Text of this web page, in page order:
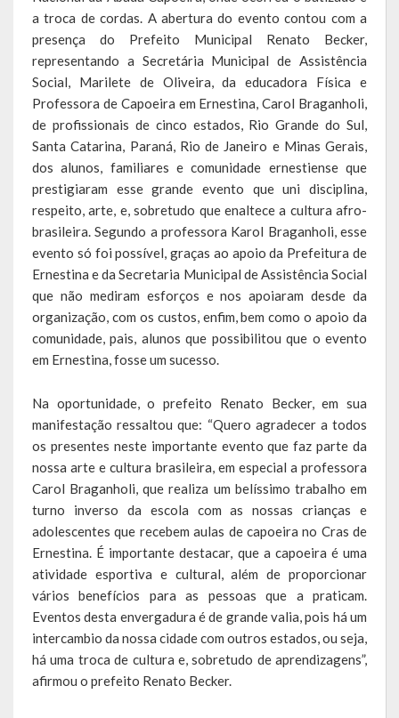
Fazenda
Obras e Viação
Saúde
Serviços Oferecidos pela Secretaria de Saúde
Serviços Urbanos
Legislação
ATOS NORMATIVOS
LEIS ORDINÁRIAS
LEIS COMPLEMENTARES
Publicações
Conselhos Municipais
Regulamentos
Editais
Planos
Concursos
Termos de Compromisso
a troca de cordas. A abertura do evento contou com a
presença do Prefeito Municipal Renato Becker,
representando a Secretária Municipal de Assistência
Social, Marilete de Oliveira, da educadora Física e
Professora de Capoeira em Ernestina, Carol Braganholi,
de profissionais de cinco estados, Rio Grande do Sul,
Santa Catarina, Paraná, Rio de Janeiro e Minas Gerais,
dos alunos, familiares e comunidade ernestiense que
prestigiaram esse grande evento que uni disciplina,
respeito, arte, e, sobretudo que enaltece a cultura afro-
brasileira. Segundo a professora Karol Braganholi, esse
evento só foi possível, graças ao apoio da Prefeitura de
Ernestina e da Secretaria Municipal de Assistência Social
que não mediram esforços e nos apoiaram desde da
organização, com os custos, enfim, bem como o apoio da
comunidade, pais, alunos que possibilitou que o evento
em Ernestina, fosse um sucesso.
Na oportunidade, o prefeito Renato Becker, em sua
manifestação ressaltou que: “Quero agradecer a todos
os presentes neste importante evento que faz parte da
nossa arte e cultura brasileira, em especial a professora
Carol Braganholi, que realiza um belíssimo trabalho em
turno inverso da escola com as nossas crianças e
adolescentes que recebem aulas de capoeira no Cras de
Ernestina. É importante destacar, que a capoeira é uma
atividade esportiva e cultural, além de proporcionar
vários benefícios para as pessoas que a praticam.
Eventos desta envergadura é de grande valia, pois há um
intercambio da nossa cidade com outros estados, ou seja,
há uma troca de cultura e, sobretudo de aprendizagens”,
afirmou o prefeito Renato Becker.